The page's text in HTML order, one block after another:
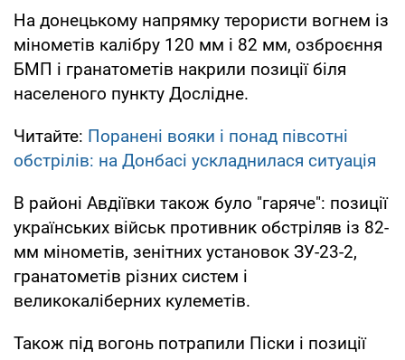
На донецькому напрямку терористи вогнем із
мінометів калібру 120 мм і 82 мм, озброєння
БМП і гранатометів накрили позиції біля
населеного пункту Дослідне.
Читайте: Поранені вояки і понад півсотні
обстрілів: на Донбасі ускладнилася ситуація
В районі Авдіївки також було "гаряче": позиції
українських військ противник обстріляв із 82-
мм мінометів, зенітних установок ЗУ-23-2,
гранатометів різних систем і
великокаліберних кулеметів.
Також під вогонь потрапили Піски і позиції